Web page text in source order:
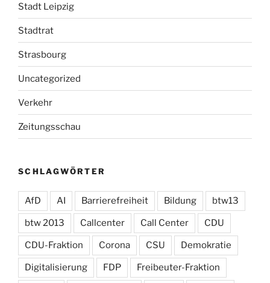
Stadt Leipzig
Stadtrat
Strasbourg
Uncategorized
Verkehr
Zeitungsschau
SCHLAGWÖRTER
AfD AI Barrierefreiheit Bildung btw13
btw 2013 Callcenter Call Center CDU
CDU-Fraktion Corona CSU Demokratie
Digitalisierung FDP Freibeuter-Fraktion